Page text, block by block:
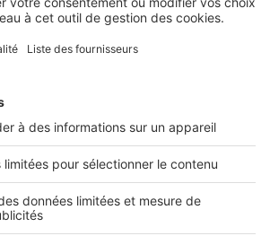
des Italiens 75009 Paris
01 53 38 80 00